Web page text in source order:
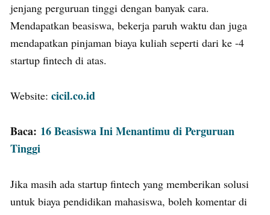
jenjang perguruan tinggi dengan banyak cara.
Mendapatkan beasiswa, bekerja paruh waktu dan juga
mendapatkan pinjaman biaya kuliah seperti dari ke -4
startup fintech di atas.
Website: cicil.co.id
Baca: 16 Beasiswa Ini Menantimu di Perguruan
Tinggi
Jika masih ada startup fintech yang memberikan solusi
untuk biaya pendidikan mahasiswa, boleh komentar di